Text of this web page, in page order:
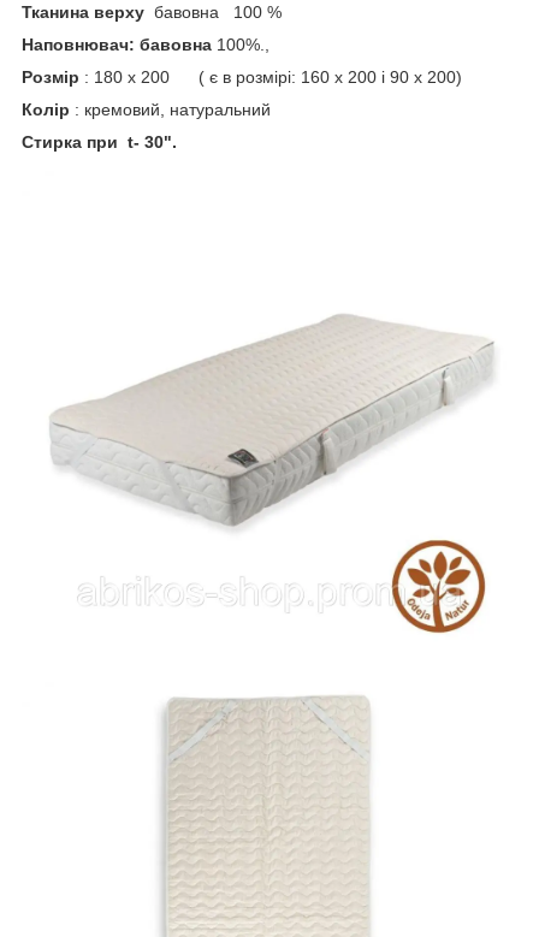
Тканина верху бавовна 100 %
Наповнювач: бавовна 100%.,
Розмір : 180 х 200 ( є в розмірі: 160 х 200 і 90 х 200)
Колір : кремовий, натуральний
Стирка при t- 30".